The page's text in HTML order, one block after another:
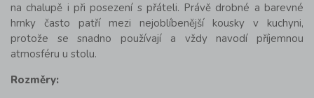
na chalupě i při posezení s přáteli. Právě drobné a barevné
hrnky často patří mezi nejoblíbenější kousky v kuchyni,
protože se snadno používají a vždy navodí příjemnou
atmosféru u stolu.
Rozměry: